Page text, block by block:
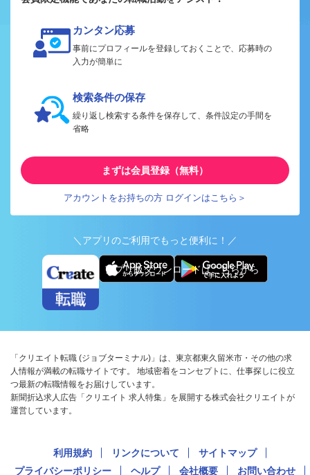
カンタン応募
事前にプロフィールを登録しておくことで、応募時の
入力が簡単に
検索条件の保存
繰り返し検索する条件を保存して、条件設定の手間を
省略
まずは会員登録（無料）
アカウントをお持ちの方 ログインはこちら＞
＼アプリのご利用でもっと便利に！／
アプリ版ダウンロードはこちらから
「クリエイト転職 (ジョブターミナル)」は、東京都東久留米市・その他の求
人情報が満載の転職サイトです。 地域密着をコンセプトに、仕事探しに役立
つ最新の転職情報をお届けしています。
新聞折込求人広告「クリエイト 求人特集」を展開する株式会社クリエイトが
運営しています。
利用規約 リンクについて
サイトマップ
プライバシーポリシー
ヘルプ 会社概要 お問い合わせ